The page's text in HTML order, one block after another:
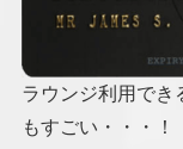
ラウンジ利用でき
もすごい・・・！